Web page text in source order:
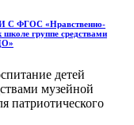
ФГОС «Нравственно-
школе группе средствами
детей
музейной
патриотического